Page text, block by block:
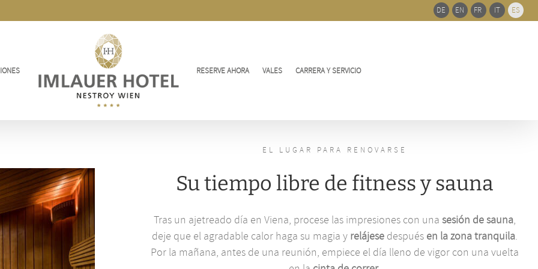
RESERVE AHORA VALES CARRERA Y SERVICIO
EL LUGAR PARA RENOVARSE
Su tiempo libre de fitness y sauna
Tras un ajetreado día en Viena, procese las impresiones con unasesión de sauna
deje que el agradable calor haga su magia y relájese después en la zona tranquila
Por la mañana, antes de una reunión, empiece el día lleno de vigor con una vuelta
de
barra
DE EN FR IT ES